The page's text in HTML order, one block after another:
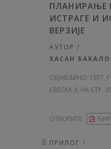
ПЛАНИРАЊЕ
ИСТРАГЕ И
ВЕРЗИЈЕ
АУТОР /
ХАСАН
ОБЈАВЉЕНО: 1977,
СВЕСКА 3, НА СТР.
ОТВОРИТЕ ЋИР
ПРИЛОГ /